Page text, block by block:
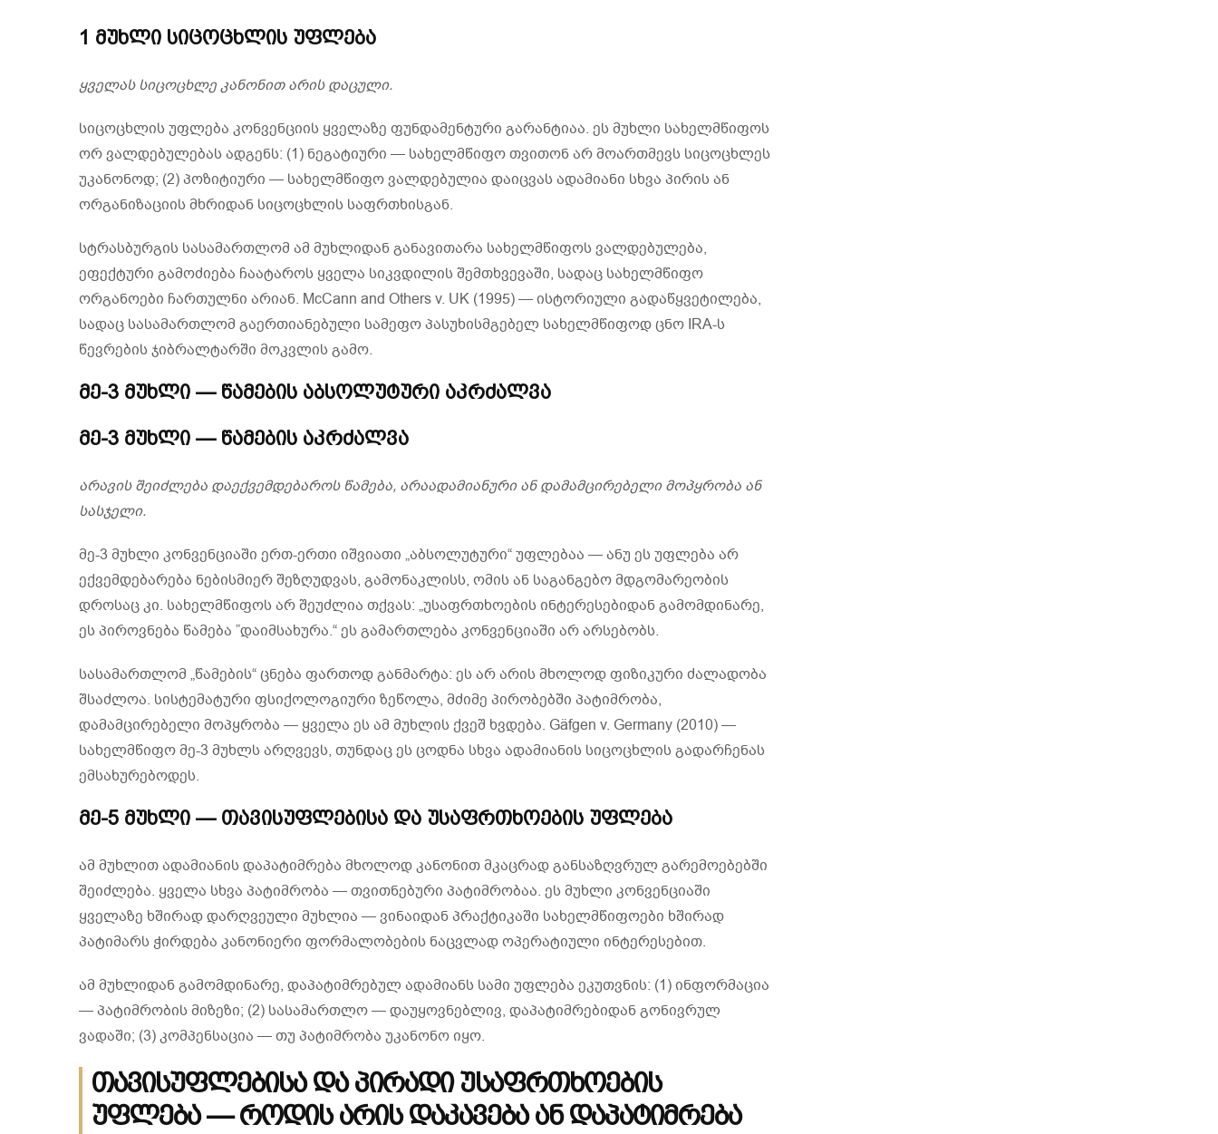
1 მუხლი სიცოცხლის უფლება
ყველას სიცოცხლე კანონით არის დაცული.
სიცოცხლის უფლება კონვენციის ყველაზე ფუნდამენტური გარანტიაა. ეს მუხლი სახელმწიფოს
ორ ვალდებულებას ადგენს: (1) ნეგატიური — სახელმწიფო თვითონ არ მოართმევს სიცოცხლეს
უკანონოდ; (2) პოზიტიური — სახელმწიფო ვალდებულია დაიცვას ადამიანი სხვა პირის ან
ორგანიზაციის მხრიდან სიცოცხლის საფრთხისგან.
სტრასბურგის სასამართლომ ამ მუხლიდან განავითარა სახელმწიფოს ვალდებულება,
ეფექტური გამოძიება ჩაატაროს ყველა სიკვდილის შემთხვევაში, სადაც სახელმწიფო
ორგანოები ჩართულნი არიან. McCann and Others v. UK (1995) — ისტორიული გადაწყვეტილება,
სადაც სასამართლომ გაერთიანებული სამეფო პასუხისმგებელ სახელმწიფოდ ცნო IRA-ს
წევრების ჯიბრალტარში მოკვლის გამო.
მე-3 მუხლი — წამების აბსოლუტური აკრძალვა
მე-3 მუხლი — წამების აკრძალვა
არავის შეიძლება დაექვემდებაროს წამება, არაადამიანური ან დამამცირებელი მოპყრობა ან
სასჯელი.
მე-3 მუხლი კონვენციაში ერთ-ერთი იშვიათი „აბსოლუტური“ უფლებაა — ანუ ეს უფლება არ
ექვემდებარება ნებისმიერ შეზღუდვას, გამონაკლისს, ომის ან საგანგებო მდგომარეობის
დროსაც კი. სახელმწიფოს არ შეუძლია თქვას: „უსაფრთხოების ინტერესებიდან გამომდინარე,
ეს პიროვნება წამება ”დაიმსახურა.“ ეს გამართლება კონვენციაში არ არსებობს.
სასამართლომ „წამების“ ცნება ფართოდ განმარტა: ეს არ არის მხოლოდ ფიზიკური ძალადობა
შსაძლოა. სისტემატური ფსიქოლოგიური ზეწოლა, მძიმე პირობებში პატიმრობა,
დამამცირებელი მოპყრობა — ყველა ეს ამ მუხლის ქვეშ ხვდება. Gäfgen v. Germany (2010) —
სახელმწიფო მე-3 მუხლს არღვევს, თუნდაც ეს ცოდნა სხვა ადამიანის სიცოცხლის გადარჩენას
ემსახურებოდეს.
მე-5 მუხლი — თავისუფლებისა და უსაფრთხოების უფლება
ამ მუხლით ადამიანის დაპატიმრება მხოლოდ კანონით მკაცრად განსაზღვრულ გარემოებებში
შეიძლება. ყველა სხვა პატიმრობა — თვითნებური პატიმრობაა. ეს მუხლი კონვენციაში
ყველაზე ხშირად დარღვეული მუხლია — ვინაიდან პრაქტიკაში სახელმწიფოები ხშირად
პატიმარს ჭირდება კანონიერი ფორმალობების ნაცვლად ოპერატიული ინტერესებით.
ამ მუხლიდან გამომდინარე, დაპატიმრებულ ადამიანს სამი უფლება ეკუთვნის: (1) ინფორმაცია
— პატიმრობის მიზეზი; (2) სასამართლო — დაუყოვნებლივ, დაპატიმრებიდან გონივრულ
ვადაში; (3) კომპენსაცია — თუ პატიმრობა უკანონო იყო.
თავისუფლებისა და პირადი უსაფრთხოების
უფლება — როდის არის დაკავება ან დაპატიმრება